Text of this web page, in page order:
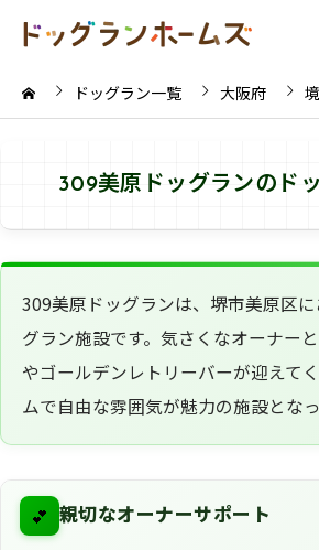
ドッグラン一覧 大阪府
309美原ドッグランのド
309美原ドッグランは、堺市美原区
グラン施設です。気さくなオーナー
やゴールデンレトリーバーが迎えて
ムで自由な雰囲気が魅力の施設となっ
💕 親切なオーナーサポート